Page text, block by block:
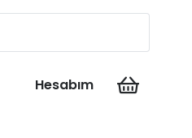
Hesabım